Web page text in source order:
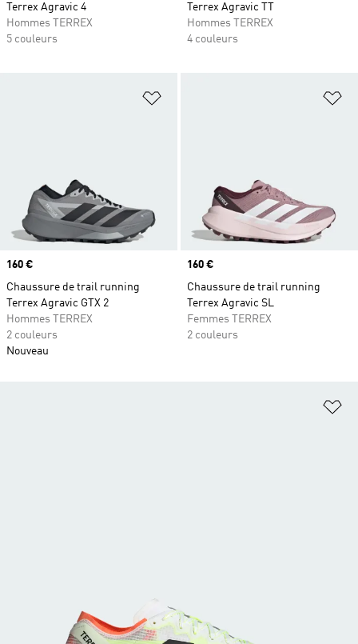
Terrex Agravic 4
Hommes TERREX
5 couleurs
Terrex Agravic TT
Hommes TERREX
4 couleurs
Ajouter à la Liste de produits
Prix
160 €
Chaussure de trail running
Terrex Agravic GTX 2
Hommes TERREX
2 couleurs
Nouveau
Prix
160 €
Chaussure de trail running
Terrex Agravic SL
Femmes TERREX
2 couleurs